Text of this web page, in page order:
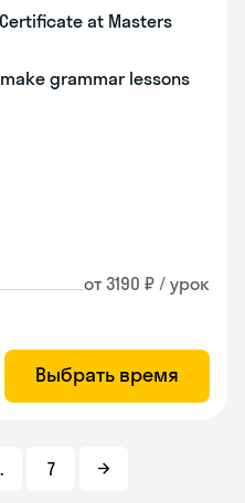
at Masters
grammar lessons
от 3190 ₽ / урок
Выбрать время
7